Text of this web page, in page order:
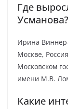
Где
Усманова?
Ирина
Москве,
Московском
имени М.В.
Какие